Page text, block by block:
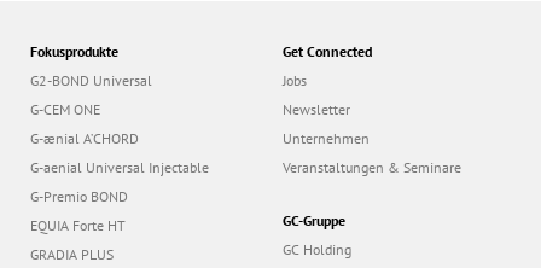
Fokusprodukte
G2-BOND Universal
G-CEM ONE
G-ænial A’CHORD
G-aenial Universal Injectable
G-Premio BOND
EQUIA Forte HT
GRADIA PLUS
Get Connected
Jobs
Newsletter
Unternehmen
Veranstaltungen & Seminare
GC-Gruppe
GC Holding